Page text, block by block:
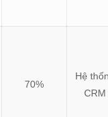
70%
Hệ
CRM